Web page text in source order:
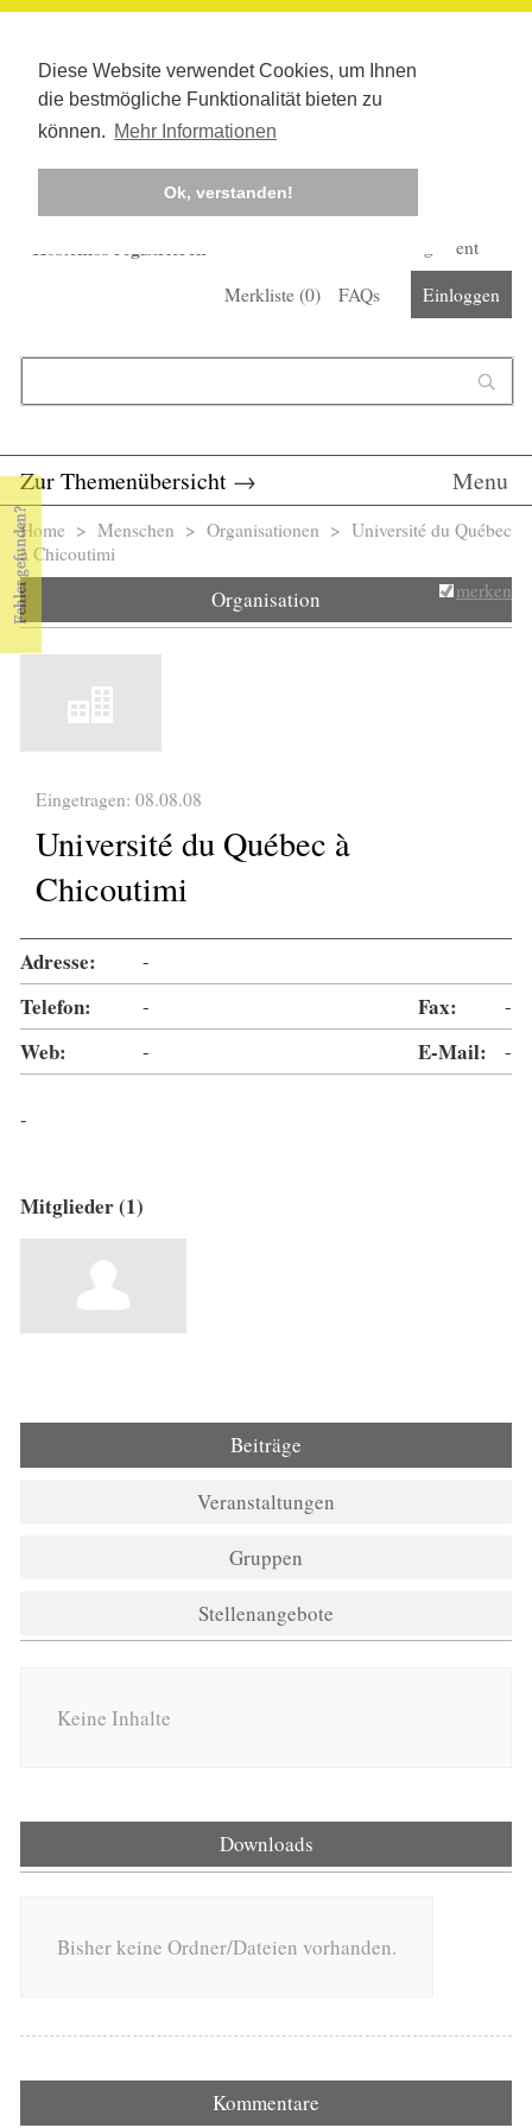
Diese Website verwendet Cookies, um Ihnen
die bestmögliche Funktionalität bieten zu
können. Mehr Informationen
Ok, verstanden!
Kostenlos registrieren
Corona-Management
Merkliste (0) FAQs Einloggen
Zur Themenübersicht → Menu
Sie sind hier
Home > Menschen > Organisationen > Université du Québec
à Chicoutimi
Organisation merken
Eingetragen: 08.08.08
Université du Québec à
Chicoutimi
Adresse: -
Telefon: - Fax: -
Web: - E-Mail: -
-
Mitglieder (1)
Beiträge
Veranstaltungen
Gruppen
Stellenangebote
Keine Inhalte
Downloads
Bisher keine Ordner/Dateien vorhanden.
Kommentare